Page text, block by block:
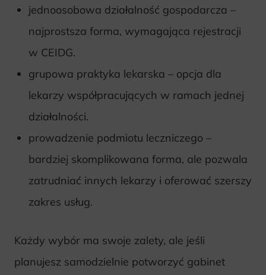
jednoosobowa działalność gospodarcza –
najprostsza forma, wymagająca rejestracji
w CEIDG.
grupowa praktyka lekarska – opcja dla
lekarzy współpracujących w ramach jednej
działalności.
prowadzenie podmiotu leczniczego –
bardziej skomplikowana forma, ale pozwala
zatrudniać innych lekarzy i oferować szerszy
zakres usług.
Każdy wybór ma swoje zalety, ale jeśli
planujesz samodzielnie potworzyć gabinet